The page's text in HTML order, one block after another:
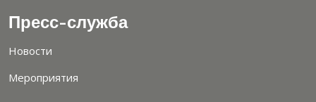
Пресс-служба
Новости
Мероприятия